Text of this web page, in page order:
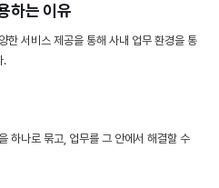
하는 이유
한 서비스 제공을 통해 사내 업무 환경을 통
.
하나로 묶고, 업무를 그 안에서 해결할 수